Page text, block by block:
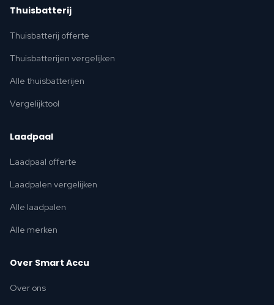
Thuisbatterij
Thuisbatterij offerte
Thuisbatterijen vergelijken
Alle thuisbatterijen
Vergelijktool
Laadpaal
Laadpaal offerte
Laadpalen vergelijken
Alle laadpalen
Alle merken
Over Smart Accu
Over ons